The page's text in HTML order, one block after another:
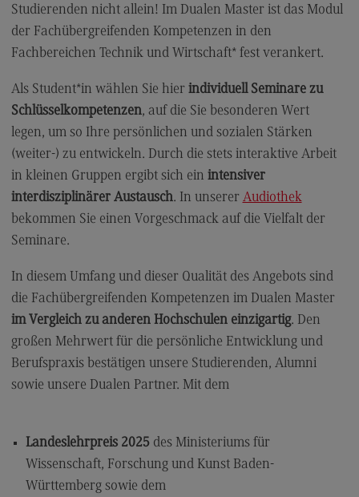
Berufsperspektiven
Digital Business Management
Digital Business Management
Modulangebot
Berufsperspektiven
Kontakt
Digitalisierung in der Sozialen Arbeit
Modulangebot
Berufsperspektiven
Kontakt
Profil-O-Mat Elektrotechnik und
Informationstechnik
(External link)
Studierenden nicht allein! Im Dualen Master ist das Modul
der Fachübergreifenden Kompetenzen in den
Fachbereichen Technik und Wirtschaft* fest verankert.
Als Student*in wählen Sie hier individuell Seminare zu
Schlüsselkompetenzen, auf die Sie besonderen Wert
legen, um so Ihre persönlichen und sozialen Stärken
(weiter-) zu entwickeln. Durch die stets interaktive Arbeit
in kleinen Gruppen ergibt sich ein intensiver
interdisziplinärer Austausch. In unserer Audiothek
bekommen Sie einen Vorgeschmack auf die Vielfalt der
Seminare.
In diesem Umfang und dieser Qualität des Angebots sind
die Fachübergreifenden Kompetenzen im Dualen Master
im Vergleich zu anderen Hochschulen einzigartig. Den
großen Mehrwert für die persönliche Entwicklung und
Berufspraxis bestätigen unsere Studierenden, Alumni
sowie unsere Dualen Partner. Mit dem
Landeslehrpreis 2025des Ministeriums für
Wissenschaft, Forschung und Kunst Baden-
Württemberg sowie dem